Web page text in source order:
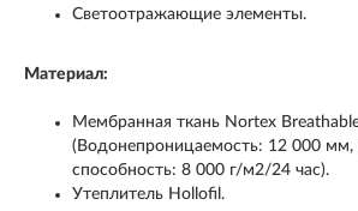
Светоотражающие элементы.
Материал:
Мембранная ткань Nortex
(Водонепроницаемость: 12 000
способность: 8 000 г/м2/24 час).
Утеплитель Hollofil.